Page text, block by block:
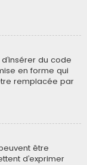
du code
en forme qui
remplacée par
être
d’exprimer